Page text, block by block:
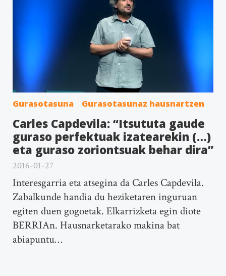
Gurasotasuna Gurasotasunaz hausnartzen
Carles Capdevila: “Itsututa gaude
guraso perfektuak izatearekin (…)
eta guraso zoriontsuak behar dira”
2016-01-27
Interesgarria eta atsegina da Carles Capdevila.
Zabalkunde handia du heziketaren inguruan
egiten duen gogoetak. Elkarrizketa egin diote
BERRIAn. Hausnarketarako makina bat
abiapuntu…